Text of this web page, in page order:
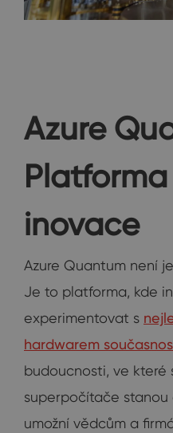
Azure
inovace
Azure Quantum není
Je to platforma, kde
experimentovat s
hardwarem
budoucnosti, ve které
superpočítače stanou
umožní vědcům a